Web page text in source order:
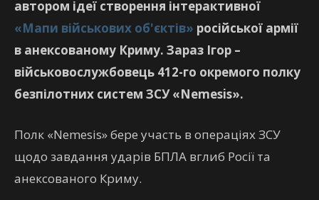
автором ідеї створення інтерактивної
«Мапи військових об'єктів» російської армії
в анексованому Криму. Зараз Ігор –
військовослужбовець 412-го окремого полку
безпілотних систем ЗСУ «Nemesis».
Полк «Nemesis» бере участь в операціях ЗСУ
щодо завдання ударів БПЛА вглиб Росії та
анексованого Криму.